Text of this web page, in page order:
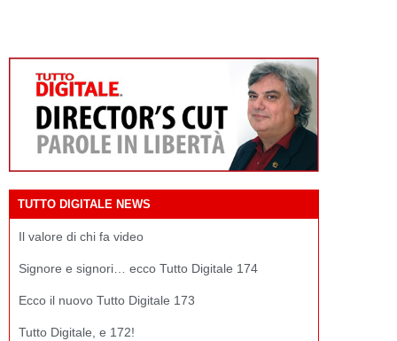
TUTTO DIGITALE NEWS
Il valore di chi fa video
Signore e signori… ecco Tutto Digitale 174
Ecco il nuovo Tutto Digitale 173
Tutto Digitale, e 172!